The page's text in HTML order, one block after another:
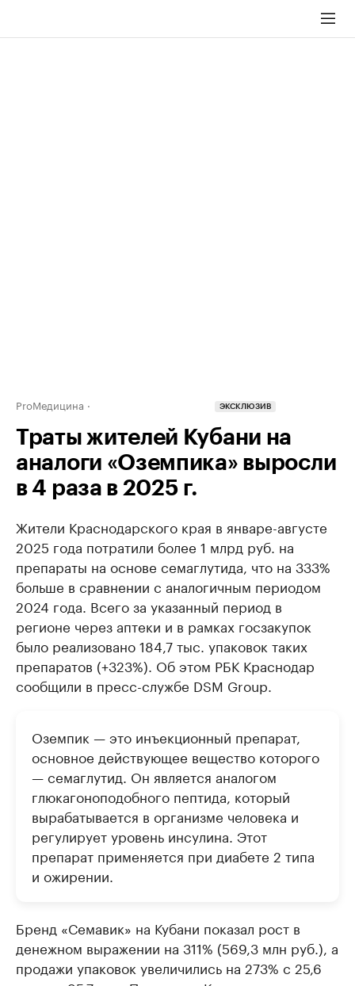
ProМедицина ЭКСКЛЮЗИВ
Траты жителей Кубани на
аналоги «Оземпика» выросли
в 4 раза в 2025 г.
Жители Краснодарского края в январе-августе
2025 года потратили более 1 млрд руб. на
препараты на основе семаглутида, что на 333%
больше в сравнении с аналогичным периодом
2024 года. Всего за указанный период в
регионе через аптеки и в рамках госзакупок
было реализовано 184,7 тыс. упаковок таких
препаратов (+323%). Об этом РБК Краснодар
сообщили в пресс-службе DSM Group.
Оземпик — это инъекционный препарат,
основное действующее вещество которого
— семаглутид. Он является аналогом
глюкагоноподобного пептида, который
вырабатывается в организме человека и
регулирует уровень инсулина. Этот
препарат применяется при диабете 2 типа
и ожирении.
Бренд «Семавик» на Кубани показал рост в
денежном выражении на 311% (569,3 млн руб.), а
продажи упаковок увеличились на 273% с 25,6